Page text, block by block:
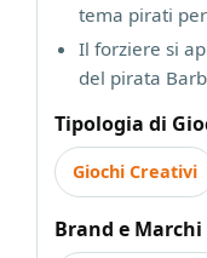
tema pirati
Il forziere si
del pirata
Tipologia di
Giochi Creativi
Brand e Marchi